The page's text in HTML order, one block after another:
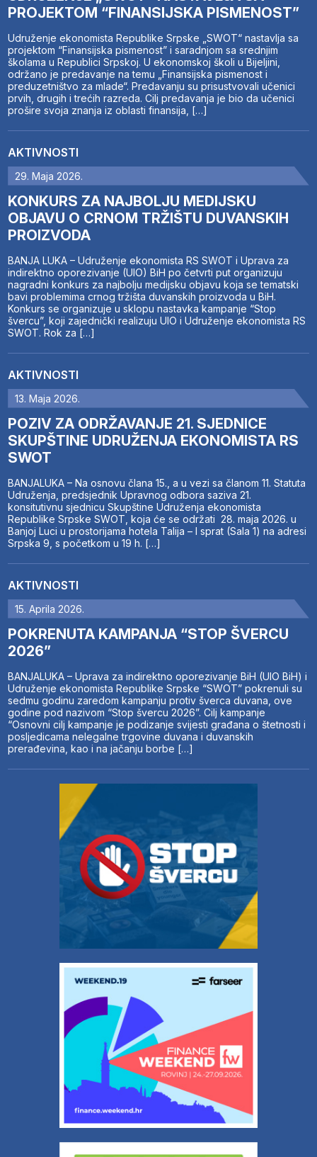
PROJEKTOM “FINANSIJSKA PISMENOST”
Udruženje ekonomista Republike Srpske „SWOT“ nastavlja sa
projektom “Finansijska pismenost” i saradnjom sa srednjim
školama u Republici Srpskoj. U ekonomskoj školi u Bijeljini,
održano je predavanje na temu „Finansijska pismenost i
preduzetništvo za mlade“. Predavanju su prisustvovali učenici
prvih, drugih i trećih razreda. Cilj predavanja je bio da učenici
prošire svoja znanja iz oblasti finansija, […]
AKTIVNOSTI
29. Maja 2026.
KONKURS ZA NAJBOLJU MEDIJSKU
OBJAVU O CRNOM TRŽIŠTU DUVANSKIH
PROIZVODA
BANJA LUKA – Udruženje ekonomista RS SWOT i Uprava za
indirektno oporezivanje (UIO) BiH po četvrti put organizuju
nagradni konkurs za najbolju medijsku objavu koja se tematski
bavi problemima crnog tržišta duvanskih proizvoda u BiH.
Konkurs se organizuje u sklopu nastavka kampanje “Stop
švercu”, koji zajednički realizuju UIO i Udruženje ekonomista RS
SWOT. Rok za […]
AKTIVNOSTI
13. Maja 2026.
POZIV ZA ODRŽAVANJE 21. SJEDNICE
SKUPŠTINE UDRUŽENJA EKONOMISTA RS
SWOT
BANJALUKA – Na osnovu člana 15., a u vezi sa članom 11. Statuta
Udruženja, predsjednik Upravnog odbora saziva 21.
konsitutivnu sjednicu Skupštine Udruženja ekonomista
Republike Srpske SWOT, koja će se održati 28. maja 2026. u
Banjoj Luci u prostorijama hotela Talija – I sprat (Sala 1) na adresi
Srpska 9, s početkom u 19 h. […]
AKTIVNOSTI
15. Aprila 2026.
POKRENUTA KAMPANJA “STOP ŠVERCU
2026”
BANJALUKA – Uprava za indirektno oporezivanje BiH (UIO BiH) i
Udruženje ekonomista Republike Srpske “SWOT” pokrenuli su
sedmu godinu zaredom kampanju protiv šverca duvana, ove
godine pod nazivom “Stop švercu 2026”. Cilj kampanje
“Osnovni cilj kampanje je podizanje svijesti građana o štetnosti i
posljedicama nelegalne trgovine duvana i duvanskih
prerađevina, kao i na jačanju borbe […]